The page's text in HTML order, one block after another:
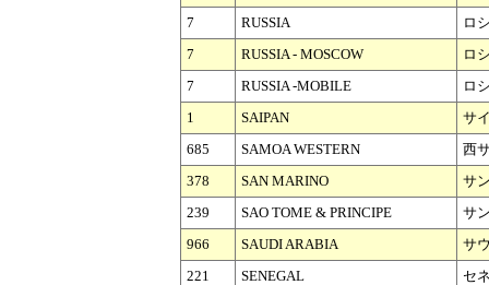
7
RUSSIA
ロ
7
RUSSIA - MOSCOW
ロ
7
RUSSIA -MOBILE
ロ
1
SAIPAN
サ
685
SAMOA WESTERN
西
378
SAN MARINO
サ
239
SAO TOME & PRINCIPE
サ
966
SAUDI ARABIA
サ
221
SENEGAL
セ